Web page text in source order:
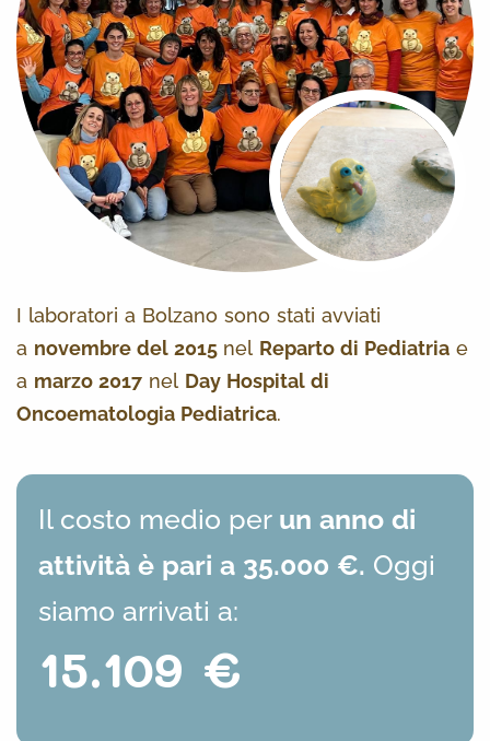
I laboratori a Bolzano sono stati avviati
a novembre del 2015 nel Reparto di Pediatria e
a marzo 2017 nel Day Hospital di
Oncoematologia Pediatrica.
Il costo medio per un anno di
attività è pari a 35.000 €. Oggi
siamo arrivati a:
15.109 €